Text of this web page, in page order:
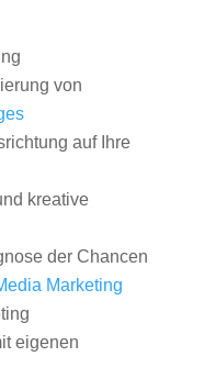
von
auf Ihre
kreative
der Chancen
Marketing
eigenen